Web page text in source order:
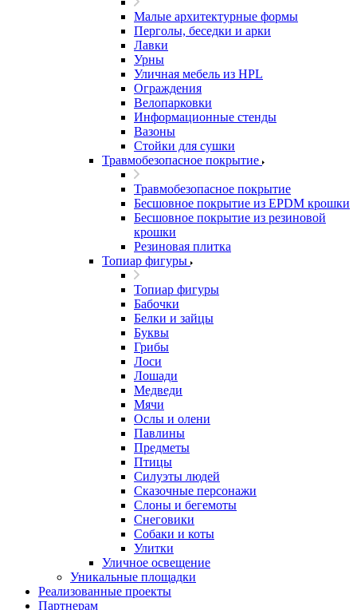
Малые архитектурные формы
Перголы, беседки и арки
Лавки
Урны
Уличная мебель из HPL
Ограждения
Велопарковки
Информационные стенды
Вазоны
Стойки для сушки
Травмобезопасное покрытие
Травмобезопасное покрытие
Бесшовное покрытие из EPDM крошки
Бесшовное покрытие из резиновой
крошки
Резиновая плитка
Топиар фигуры
Топиар фигуры
Бабочки
Белки и зайцы
Буквы
Грибы
Лоси
Лошади
Медведи
Мячи
Ослы и олени
Павлины
Предметы
Птицы
Силуэты людей
Сказочные персонажи
Слоны и бегемоты
Снеговики
Собаки и коты
Улитки
Уличное освещение
Уникальные площадки
Реализованные проекты
Партнерам